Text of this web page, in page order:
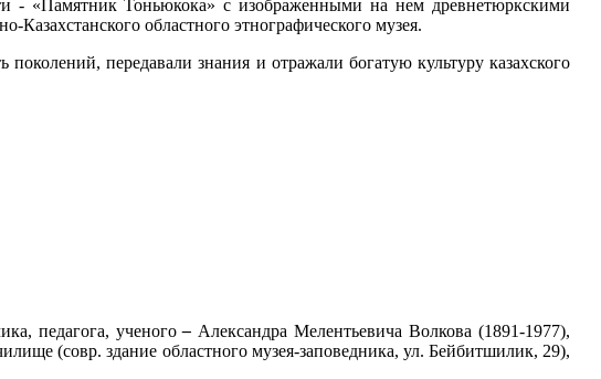
- «Памятник Тоньюкока» с изображенными на нем древнетюркскими
областного этнографического музея.
передавали знания и отражали богатую культуру казахского
педагога, ученого– Александра Мелентьевича Волкова (1891-1977),
(совр. здание областного музея-заповедника, ул. Бейбитшилик, 29),